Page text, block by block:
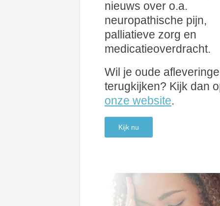
nieuws over o.a.
neuropathische pijn,
palliatieve zorg en
medicatieoverdracht.
Wil je oude
terugkijken? Kijk dan
onze website.
Kijk nu